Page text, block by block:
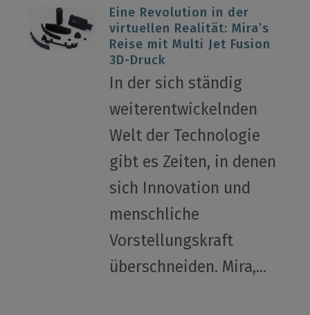
Eine Revolution in der
virtuellen Realität: Mira’s
Reise mit Multi Jet Fusion
3D-Druck
In der sich ständig
weiterentwickelnden
Welt der Technologie
gibt es Zeiten, in denen
sich Innovation und
menschliche
Vorstellungskraft
überschneiden. Mira,...